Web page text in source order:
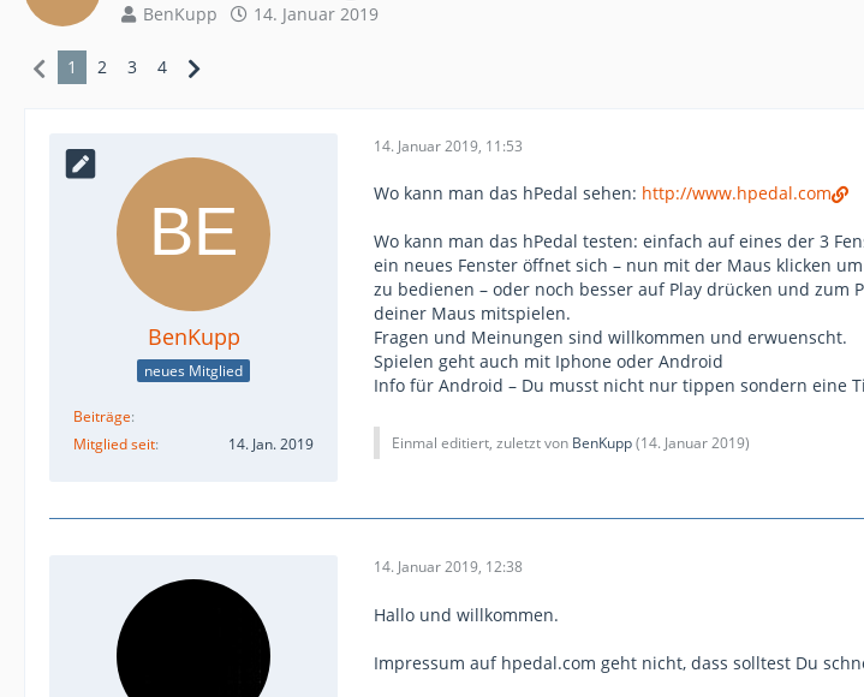
BenKupp 14. Januar 2019
1 2 3 4
BenKupp
neues Mitglied
Beiträge
Mitglied seit
14. Jan. 2019
14. Januar 2019, 11:53
Wo kann man das hPedal sehen: http://www.hpedal.com
Wo kann man das hPedal testen: einfach auf eines der 3
ein neues Fenster öffnet sich – nun mit der Maus klicken
zu bedienen – oder noch besser auf Play drücken und zum
deiner Maus mitspielen.
Fragen und Meinungen sind willkommen und erwuenscht.
Spielen geht auch mit Iphone oder Android
Info für Android – Du musst nicht nur tippen sondern eine
Einmal editiert, zuletzt von BenKupp(14. Januar 2019)
14. Januar 2019, 12:38
Hallo und willkommen.
Impressum auf hpedal.com geht nicht, dass solltest Du